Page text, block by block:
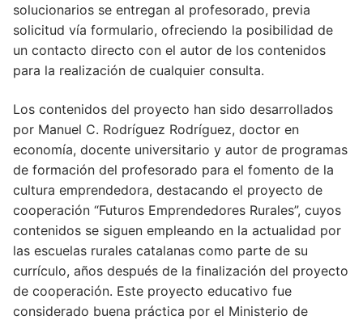
solucionarios se entregan al profesorado, previa
solicitud vía formulario, ofreciendo la posibilidad de
un contacto directo con el autor de los contenidos
para la realización de cualquier consulta.
Los contenidos del proyecto han sido desarrollados
por Manuel C. Rodríguez Rodríguez, doctor en
economía, docente universitario y autor de programas
de formación del profesorado para el fomento de la
cultura emprendedora, destacando el proyecto de
cooperación “Futuros Emprendedores Rurales”, cuyos
contenidos se siguen empleando en la actualidad por
las escuelas rurales catalanas como parte de su
currículo, años después de la finalización del proyecto
de cooperación. Este proyecto educativo fue
considerado buena práctica por el Ministerio de